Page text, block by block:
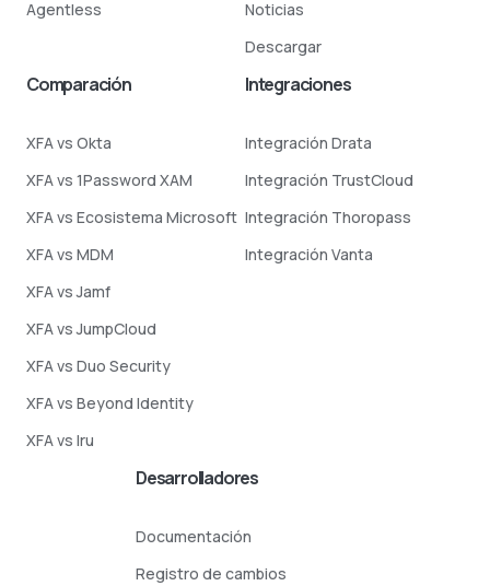
Agentless
Noticias
Descargar
Comparación
XFA vs Okta
XFA vs 1Password XAM
XFA vs Ecosistema Microsoft
XFA vs MDM
XFA vs Jamf
XFA vs JumpCloud
XFA vs Duo Security
XFA vs Beyond Identity
XFA vs Iru
Integraciones
Integración Drata
Integración TrustCloud
Integración Thoropass
Integración Vanta
Desarrolladores
Documentación
Registro de cambios